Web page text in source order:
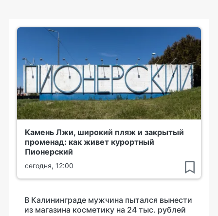
Камень Лжи, широкий пляж и закрытый
променад: как живет курортный
Пионерский
сегодня, 12:00
В Калининграде мужчина пытался вынести
из магазина косметику на 24 тыс. рублей